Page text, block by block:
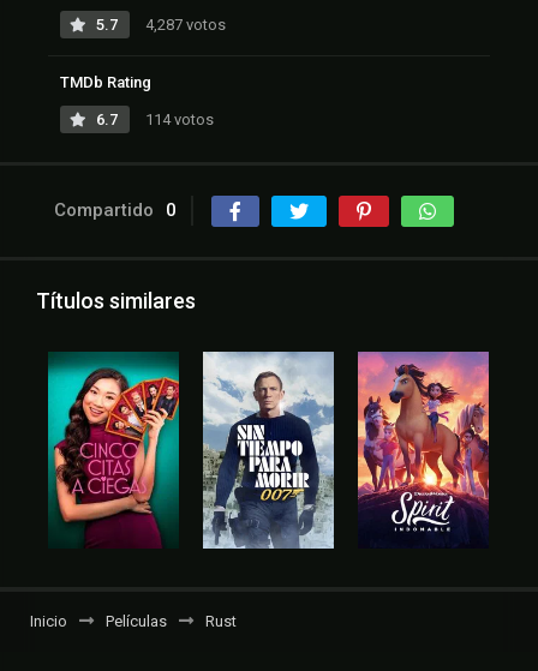
5.7 4,287 votos
TMDb Rating
6.7 114 votos
Compartido 0
Títulos similares
Inicio Películas Rust